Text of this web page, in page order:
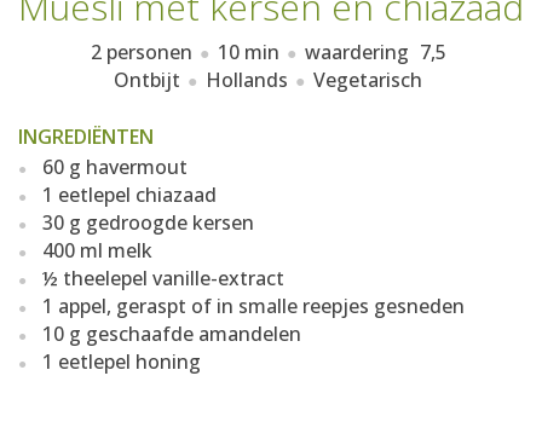
2 personen 10 min waardering 7,5
Ontbijt
Hollands Vegetarisch
INGREDIËNTEN
60 g havermout
1 eetlepel chiazaad
30 g gedroogde kersen
400 ml melk
½ theelepel vanille-extract
1 appel, geraspt of in smalle reepjes gesneden
10 g geschaafde amandelen
1 eetlepel honing